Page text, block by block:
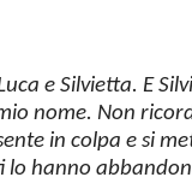
e Silvietta. E
nome. Non
in colpa e si
hanno